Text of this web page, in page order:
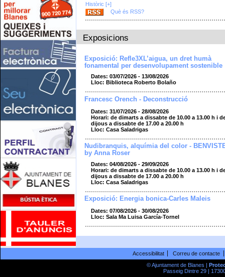
Històric [+]
Què és RSS?
Exposicions
Exposició: Refle3XL’aigua, un dret humà
fonamental per desenvolupament sostenible
Dates: 03/07/2026 - 13/08/2026
Lloc: Biblioteca Roberto Bolaño
Francesc Orench - Deconstrucció
Dates: 31/07/2026 - 28/08/2026
Horari: de dimarts a dissabte de 10.00 a 13.00 h i
dijous a dissabte de 17.00 a 20.00 h
Lloc: Casa Saladrigas
Nudibranquis, alquímia del color -
by Anna Roser
Dates: 04/08/2026 - 29/09/2026
Horari: de dimarts a dissabte de 10.00 a 13.00 h i
dijous a dissabte de 17.00 a 20.00 h
Lloc: Casa Saladrigas
Exposició: Energia bonica-Carles Maleis
Dates: 07/08/2026 - 30/08/2026
Lloc: Sala Ma Luisa García-Tornel
Accessibilitat
Correu de contacte
© Ajuntament de Blanes |
Passeig Dintre 29 |